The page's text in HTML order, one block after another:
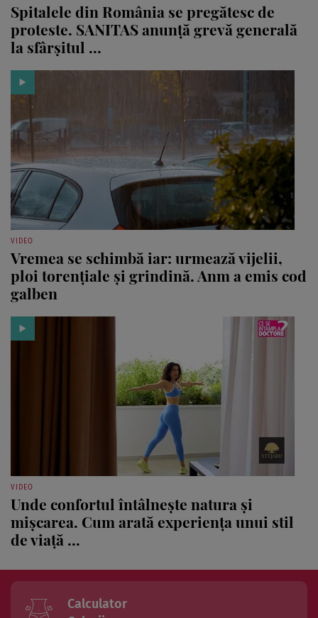
Spitalele din România se pregătesc de
proteste. SANITAS anunță grevă generală
la sfârșitul ...
VIDEO
Vremea se schimbă iar: urmează vijelii,
ploi torențiale și grindină. Anm a emis cod
galben
VIDEO
Unde confortul întâlnește natura și
mișcarea. Cum arată experiența unui stil
de viață ...
Calculator